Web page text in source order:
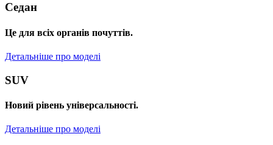
Седан
Це для всіх органів почуттів.
Детальніше про моделі
SUV
Новий рівень універсальності.
Детальніше про моделі